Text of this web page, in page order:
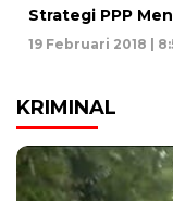
Strategi PPP
19 Februari 2018 |
KRIMINAL